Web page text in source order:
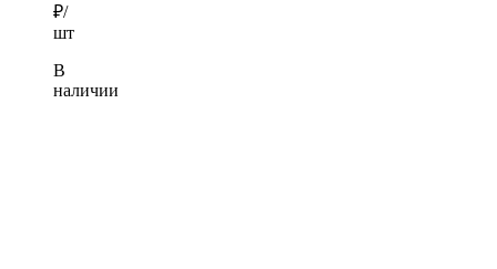
₽/
шт
В
наличии